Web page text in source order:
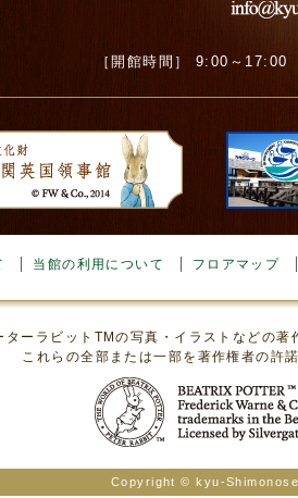
［開館時間］ 9:00～
当館の利用について フロアマップ
ターラビットTMの写真・イラストなどの
これらの全部または一部を著作権者の許
Copyright © kyu-